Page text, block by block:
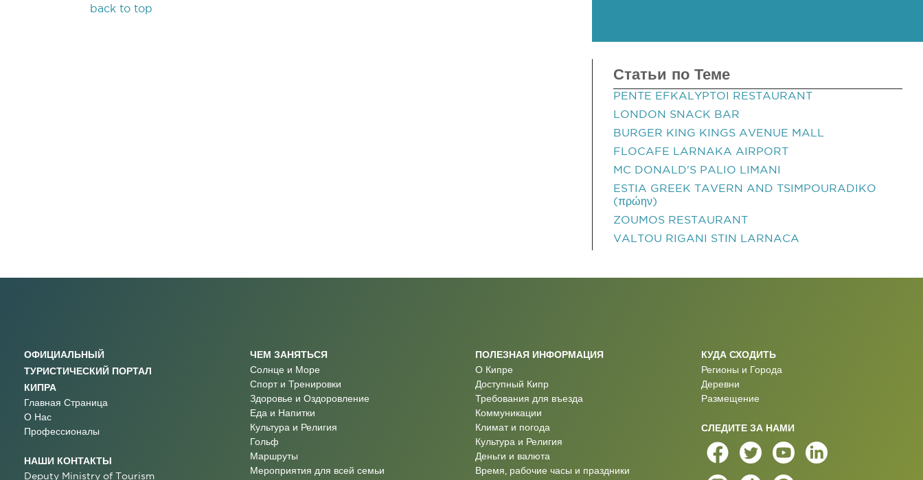
back to top
Статьи по Теме
PENTE EFKALYPTOI RESTAURANT
LONDON SNACK BAR
BURGER KING KINGS AVENUE MALL
FLOCAFE LARNAKA AIRPORT
MC DONALD'S PALIO LIMANI
ESTIA GREEK TAVERN AND TSIMPOURADIKO
(πρώην)
ZOUMOS RESTAURANT
VALTOU RIGANI STIN LARNACA
ОФИЦИАЛЬНЫЙ
ТУРИСТИЧЕСКИЙ ПОРТАЛ
КИПРА
Главная Страница
О Нас
Профессионалы
НАШИ КОНТАКТЫ
Deputy Ministry of Tourism
ЧЕМ ЗАНЯТЬСЯ
Солнце и Море
Спорт и Тренировки
Здоровье и Оздоровление
Еда и Напитки
Культура и Религия
Гольф
Маршруты
Мероприятия для всей семьи
ПОЛЕЗНАЯ ИНФОРМАЦИЯ
О Кипре
Доступный Кипр
Требования для въезда
Коммуникации
Климат и погода
Культура и Религия
Деньги и валюта
Время, рабочие часы и праздники
КУДА СХОДИТЬ
Регионы и Города
Деревни
Размещение
СЛЕДИТЕ ЗА НАМИ